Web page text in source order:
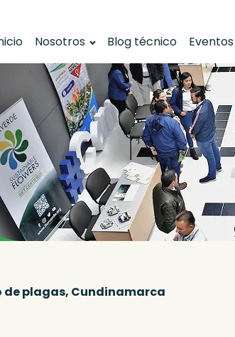
Nosotros Blog técnico Eventos
plagas, Cundinamarca